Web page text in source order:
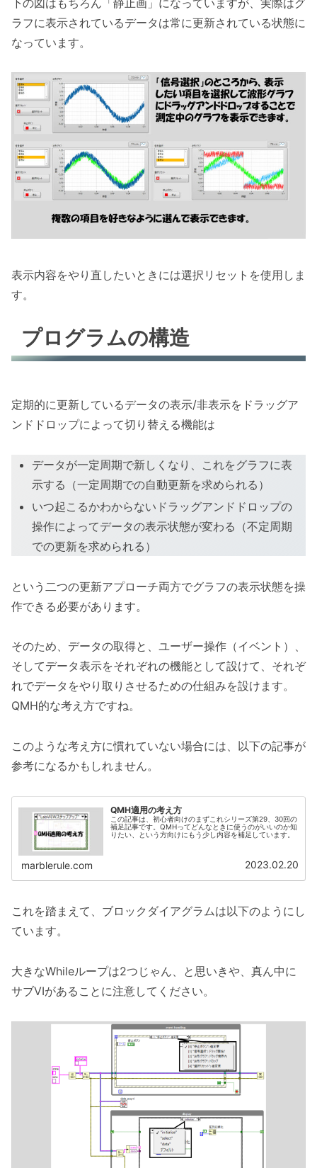
ラフに表示されているデータは常に更新されている状態に
なっています。
表示内容をやり直したいときには選択リセットを使用しま
す。
プログラムの構造
定期的に更新しているデータの表示/非表示をドラッグア
ンドドロップによって切り替える機能は
データが一定周期で新しくなり、これをグラフに表
示する（一定周期での自動更新を求められる）
いつ起こるかわからないドラッグアンドドロップの
操作によってデータの表示状態が変わる（不定周期
での更新を求められる）
という二つの更新アプローチ両方でグラフの表示状態を操
作できる必要があります。
そのため、データの取得と、ユーザー操作（イベント）、
そしてデータ表示をそれぞれの機能として設けて、それぞ
れでデータをやり取りさせるための仕組みを設けます。
QMH的な考え方ですね。
このような考え方に慣れていない場合には、以下の記事が
参考になるかもしれません。
QMH適用の考え方
この記事は、初心者向けのまずこれシリーズ第29、30回の
補足記事です。QMHってどんなときに使うのがいいのか知
りたい、という方向けにもう少し内容を補足しています。
marblerule.com 2023.02.20
これを踏まえて、ブロックダイアグラムは以下のようにし
ています。
大きなWhileループは2つじゃん、と思いきや、真ん中に
サブVIがあることに注意してください。